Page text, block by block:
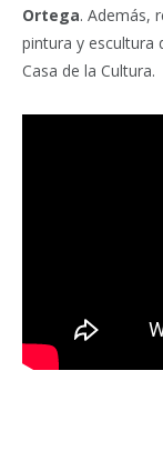
Ortega. Además,
pintura y escultura
Casa de la Cultura.